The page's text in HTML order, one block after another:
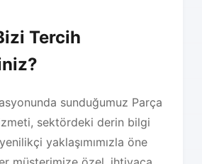
Tercih
sunduğumuz Parça
sektördeki derin bilgi
yaklaşımımızla öne